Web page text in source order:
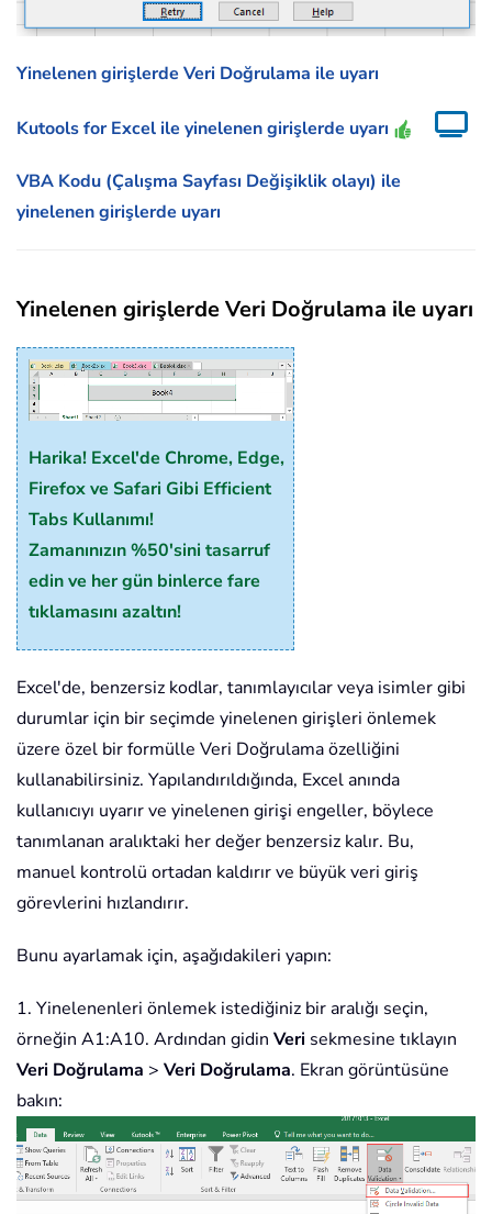
Yinelenen girişlerde Veri Doğrulama ile uyarı
Kutools for Excel ile yinelenen girişlerde uyarı
VBA Kodu (Çalışma Sayfası Değişiklik olayı) ile
yinelenen girişlerde uyarı
Yinelenen girişlerde Veri Doğrulama ile uyarı
Harika! Excel'de Chrome, Edge,
Firefox ve Safari Gibi Efficient
Tabs Kullanımı!
Zamanınızın %50'sini tasarruf
edin ve her gün binlerce fare
tıklamasını azaltın!
Excel'de, benzersiz kodlar, tanımlayıcılar veya isimler gibi
durumlar için bir seçimde yinelenen girişleri önlemek
üzere özel bir formülle Veri Doğrulama özelliğini
kullanabilirsiniz. Yapılandırıldığında, Excel anında
kullanıcıyı uyarır ve yinelenen girişi engeller, böylece
tanımlanan aralıktaki her değer benzersiz kalır. Bu,
manuel kontrolü ortadan kaldırır ve büyük veri giriş
görevlerini hızlandırır.
Bunu ayarlamak için, aşağıdakileri yapın:
1. Yinelenenleri önlemek istediğiniz bir aralığı seçin,
örneğin A1:A10. Ardından gidin Veri sekmesine tıklayın
Veri Doğrulama > Veri Doğrulama. Ekran görüntüsüne
bakın: